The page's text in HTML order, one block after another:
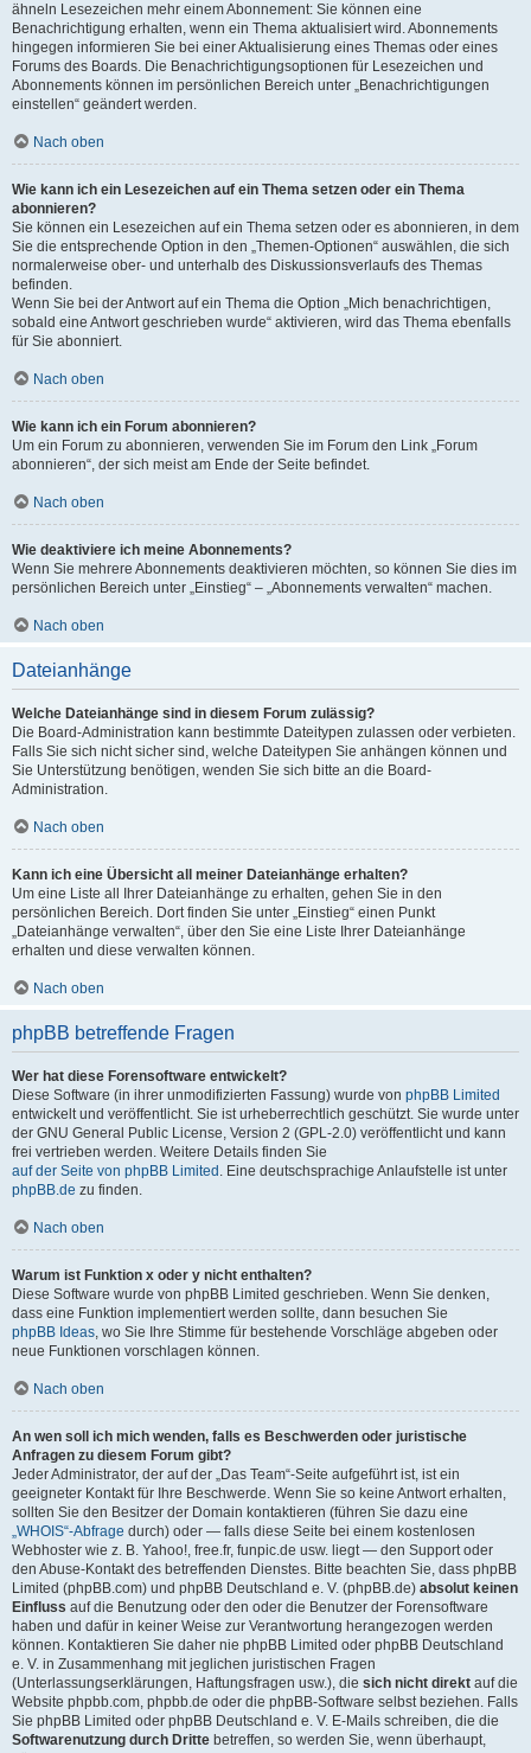
ähneln Lesezeichen mehr einem Abonnement: Sie können eine
Benachrichtigung erhalten, wenn ein Thema aktualisiert wird. Abonnements
hingegen informieren Sie bei einer Aktualisierung eines Themas oder eines
Forums des Boards. Die Benachrichtigungsoptionen für Lesezeichen und
Abonnements können im persönlichen Bereich unter „Benachrichtigungen
einstellen“ geändert werden.
Nach oben
Wie kann ich ein Lesezeichen auf ein Thema setzen oder ein Thema
abonnieren?
Sie können ein Lesezeichen auf ein Thema setzen oder es abonnieren, in dem
Sie die entsprechende Option in den „Themen-Optionen“ auswählen, die sich
normalerweise ober- und unterhalb des Diskussionsverlaufs des Themas
befinden.
Wenn Sie bei der Antwort auf ein Thema die Option „Mich benachrichtigen,
sobald eine Antwort geschrieben wurde“ aktivieren, wird das Thema ebenfalls
für Sie abonniert.
Nach oben
Wie kann ich ein Forum abonnieren?
Um ein Forum zu abonnieren, verwenden Sie im Forum den Link „Forum
abonnieren“, der sich meist am Ende der Seite befindet.
Nach oben
Wie deaktiviere ich meine Abonnements?
Wenn Sie mehrere Abonnements deaktivieren möchten, so können Sie dies im
persönlichen Bereich unter „Einstieg“ – „Abonnements verwalten“ machen.
Nach oben
Dateianhänge
Welche Dateianhänge sind in diesem Forum zulässig?
Die Board-Administration kann bestimmte Dateitypen zulassen oder verbieten.
Falls Sie sich nicht sicher sind, welche Dateitypen Sie anhängen können und
Sie Unterstützung benötigen, wenden Sie sich bitte an die Board-
Administration.
Nach oben
Kann ich eine Übersicht all meiner Dateianhänge erhalten?
Um eine Liste all Ihrer Dateianhänge zu erhalten, gehen Sie in den
persönlichen Bereich. Dort finden Sie unter „Einstieg“ einen Punkt
„Dateianhänge verwalten“, über den Sie eine Liste Ihrer Dateianhänge
erhalten und diese verwalten können.
Nach oben
phpBB betreffende Fragen
Wer hat diese Forensoftware entwickelt?
Diese Software (in ihrer unmodifizierten Fassung) wurde von phpBB Limited
entwickelt und veröffentlicht. Sie ist urheberrechtlich geschützt. Sie wurde unter
der GNU General Public License, Version 2 (GPL-2.0) veröffentlicht und kann
frei vertrieben werden. Weitere Details finden Sie
auf der Seite von phpBB Limited . Eine deutschsprachige Anlaufstelle ist unter
phpBB.de zu finden.
Nach oben
Warum ist Funktion x oder y nicht enthalten?
Diese Software wurde von phpBB Limited geschrieben. Wenn Sie denken,
dass eine Funktion implementiert werden sollte, dann besuchen Sie
phpBB Ideas, wo Sie Ihre Stimme für bestehende Vorschläge abgeben oder
neue Funktionen vorschlagen können.
Nach oben
An wen soll ich mich wenden, falls es Beschwerden oder juristische
Anfragen zu diesem Forum gibt?
Jeder Administrator, der auf der „Das Team“-Seite aufgeführt ist, ist ein
geeigneter Kontakt für Ihre Beschwerde. Wenn Sie so keine Antwort erhalten,
sollten Sie den Besitzer der Domain kontaktieren (führen Sie dazu eine
„WHOIS“-Abfrage durch) oder — falls diese Seite bei einem kostenlosen
Webhoster wie z. B. Yahoo!, free.fr, funpic.de usw. liegt — den Support oder
den Abuse-Kontakt des betreffenden Dienstes. Bitte beachten Sie, dass phpBB
Limited (phpBB.com) und phpBB Deutschland e. V. (phpBB.de) absolut keinen
Einfluss auf die Benutzung oder den oder die Benutzer der Forensoftware
haben und dafür in keiner Weise zur Verantwortung herangezogen werden
können. Kontaktieren Sie daher nie phpBB Limited oder phpBB Deutschland
e. V. in Zusammenhang mit jeglichen juristischen Fragen
(Unterlassungserklärungen, Haftungsfragen usw.), die sich nicht direkt auf die
Website phpbb.com, phpbb.de oder die phpBB-Software selbst beziehen. Falls
Sie phpBB Limited oder phpBB Deutschland e. V. E-Mails schreiben, die die
Softwarenutzung durch Dritte betreffen, so werden Sie, wenn überhaupt,